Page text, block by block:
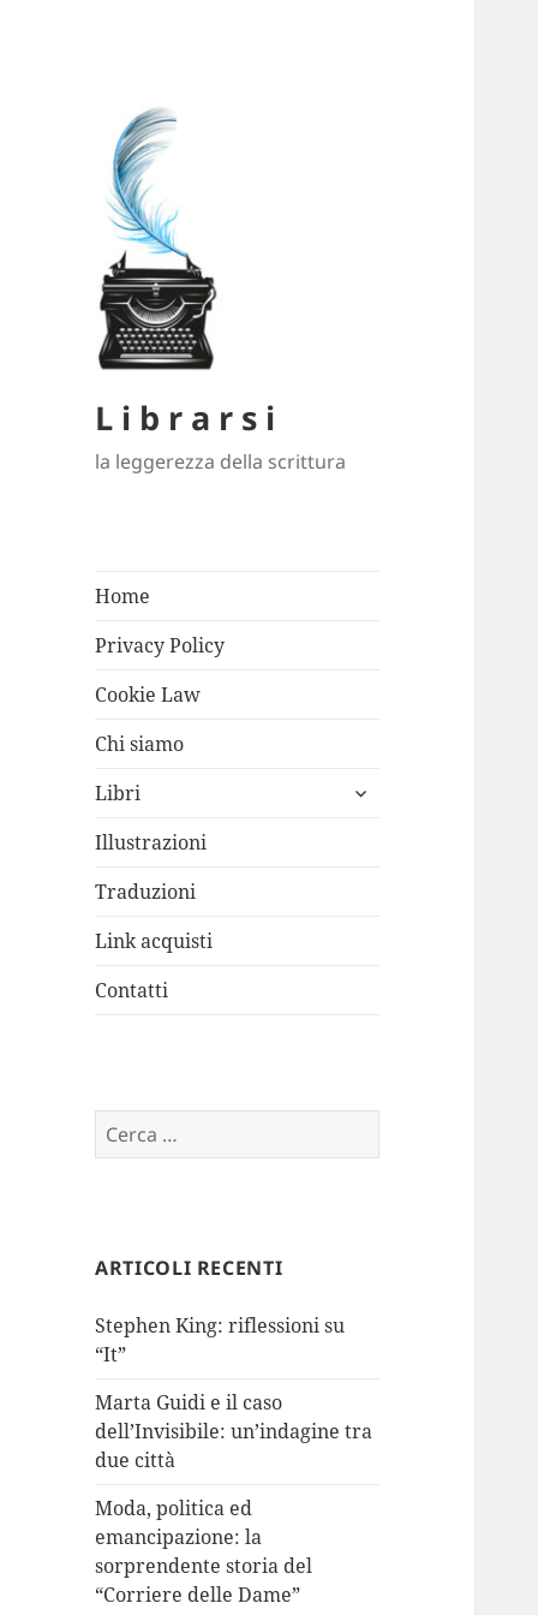
L i b r a r s i
la leggerezza della scrittura
Home
Privacy Policy
Cookie Law
Chi siamo
Libri
apri
Illustrazioni
Traduzioni
Link acquisti
Contatti
Ricerca
per:
ARTICOLI RECENTI
Stephen King: riflessioni su
“It”
Marta Guidi e il caso
dell’Invisibile: un’indagine tra
due città
Moda, politica ed
emancipazione: la
sorprendente storia del
“Corriere delle Dame”